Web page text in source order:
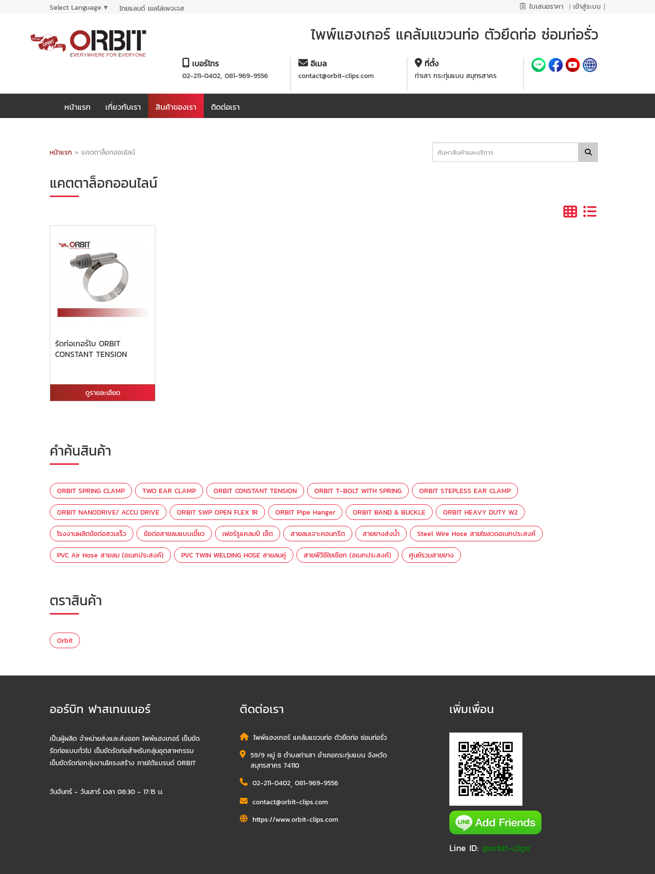
Select Language ▼ ไทยแลนด์ เยลโล่เพจเจส ใบเสนอราคา | เข้าสู่ระบบ |
ไพพ์แฮงเกอร์ แคล้มแขวนท่อ ตัวยึดท่อ ซ่อมท่อรั่ว
เบอร์โทร
02-211-0402, 081-969-9556
อีเมล
contact@orbit-clips.com
ที่ตั้ง
ท่าเสา กระทุ่มแบน สมุทรสาคร
หน้าแรก เกี่ยวกับเรา สินค้าของเรา ติดต่อเรา
หน้าแรก » แคตตาล็อกออนไลน์
แคตตาล็อกออนไลน์
รัดท่อเทอร์โบ ORBIT
CONSTANT TENSION
ดูรายละเอียด
คำค้นสินค้า
ORBIT SPRING CLAMP TWO EAR CLAMP ORBIT CONSTANT TENSION ORBIT T-BOLT WITH SPRING ORBIT STEPLESS EAR CLAMP
ORBIT NANODRIVE/ ACCU DRIVE ORBIT SWP OPEN FLEX 1R ORBIT Pipe Hanger ORBIT BAND & BUCKLE ORBIT HEAVY DUTY W2
โรงงานผลิตข้อต่อสวมเร็ว ข้อต่อสายลมแบบเขี้ยว เฟอร์รูแคลมป์ เซ็ต สายลมเจาะคอนกรีต สายยางส่งน้ำ Steel Wire Hose สายใยลวดอเนกประสงค์
PVC Air Hose สายลม (อเนกประสงค์) PVC TWIN WELDING HOSE สายลมคู่ สายพีวีซีใยเชือก (อเนกประสงค์) ศูนย์รวมสายยาง
ตราสินค้า
Orbit
ออร์บิท ฟาสเทนเนอร์
เป็นผู้ผลิต จำหน่ายส่งและส่งออก ไพพ์แฮงเกอร์ เข็มขัด
รัดท่อแบบทั่วไป เข็มขัดรัดท่อสำหรับกลุ่มอุตสาหกรรม
เข็มขัดรัดท่อกลุ่มงานโครงสร้าง ภายใต้แบรนด์ ORBIT
วันจันทร์ - วันเสาร์ เวลา 08:30 - 17:15 น.
ติดต่อเรา
ไพพ์แฮงเกอร์ แคล้มแขวนท่อ ตัวยึดท่อ ซ่อมท่อรั่ว
59/9 หมู่ 8 ตำบลท่าเสา อำเภอกระทุ่มแบน จังหวัด
สมุทรสาคร 74110
02-211-0402, 081-969-9556
contact@orbit-clips.com
https://www.orbit-clips.com
เพิ่มเพื่อน
Line ID: @orbit-clips